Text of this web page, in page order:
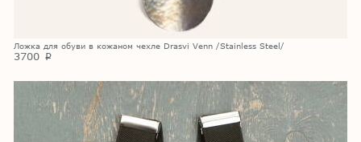
Ложка для обуви в кожаном чехле Drasvi Venn /Stainless Steel/
3700 p